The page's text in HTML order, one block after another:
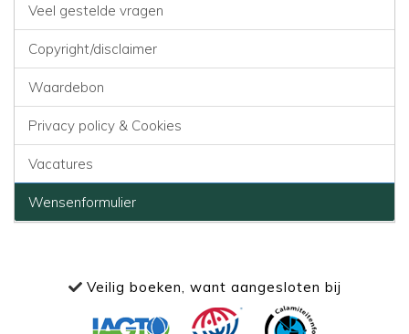
Veel gestelde vragen
Copyright/disclaimer
Waardebon
Privacy policy & Cookies
Vacatures
Wensenformulier
Veilig boeken, want aangesloten bij